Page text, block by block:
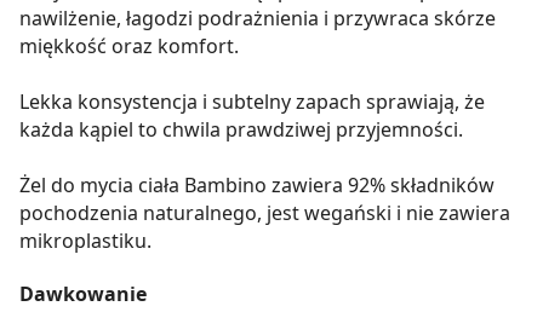
nawilżenie, łagodzi podrażnienia i przywraca skórze
miękkość oraz komfort.
Lekka konsystencja i subtelny zapach sprawiają, że
każda kąpiel to chwila prawdziwej przyjemności.
Żel do mycia ciała Bambino zawiera 92% składników
pochodzenia naturalnego, jest wegański i nie zawiera
mikroplastiku.
Dawkowanie